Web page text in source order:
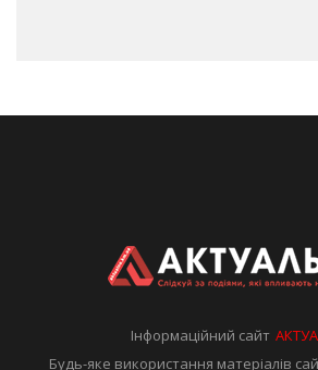
Інформаційний сайт
Будь-яке використання матеріалів